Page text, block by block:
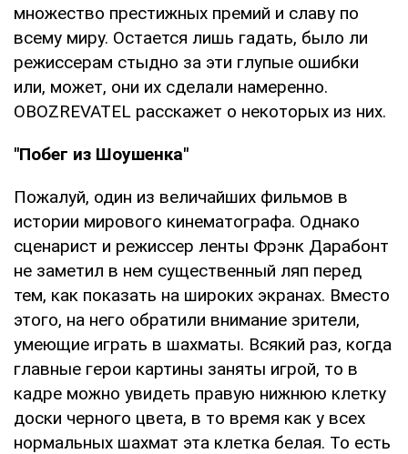
множество престижных премий и славу по
всему миру. Остается лишь гадать, было ли
режиссерам стыдно за эти глупые ошибки
или, может, они их сделали намеренно.
OBOZREVATEL расскажет о некоторых из них.
"Побег из Шоушенка"
Пожалуй, один из величайших фильмов в
истории мирового кинематографа. Однако
сценарист и режиссер ленты Фрэнк Дарабонт
не заметил в нем существенный ляп перед
тем, как показать на широких экранах. Вместо
этого, на него обратили внимание зрители,
умеющие играть в шахматы. Всякий раз, когда
главные герои картины заняты игрой, то в
кадре можно увидеть правую нижнюю клетку
доски черного цвета, в то время как у всех
нормальных шахмат эта клетка белая. То есть